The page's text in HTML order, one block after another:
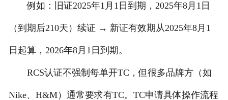
例如：旧证2025年1月1日到期，2025年8月1日
（到期后210天）续证 → 新证有效期从2025年8月1
日起算，2026年8月1日到期。
RCS认证不强制每单开TC，但很多品牌方（如
Nike、H&M）通常要求有TC。TC申请具体操作流程